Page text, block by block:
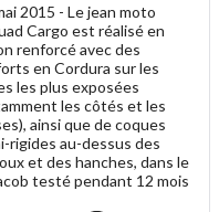
2015 - Le jean moto
Cargo est réalisé en
renforcé avec des
en Cordura sur les
les plus exposées
les côtés et les
ainsi que de coques
rigides au-dessus des
et des hanches, dans le
testé pendant 12 mois